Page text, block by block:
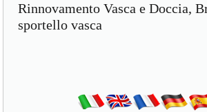
Rinnovamento Vasca e Doccia,
sportello vasca